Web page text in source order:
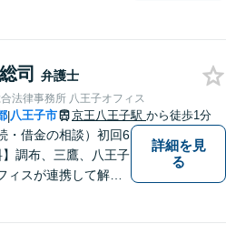
司 弁護士
法律事務所 八王子オフィス
|八王子市 京王八王子駅 から徒歩1分
・借金の相談）初回6
調布、三鷹、八王子
ィスが連携して解決
詳細を見
る